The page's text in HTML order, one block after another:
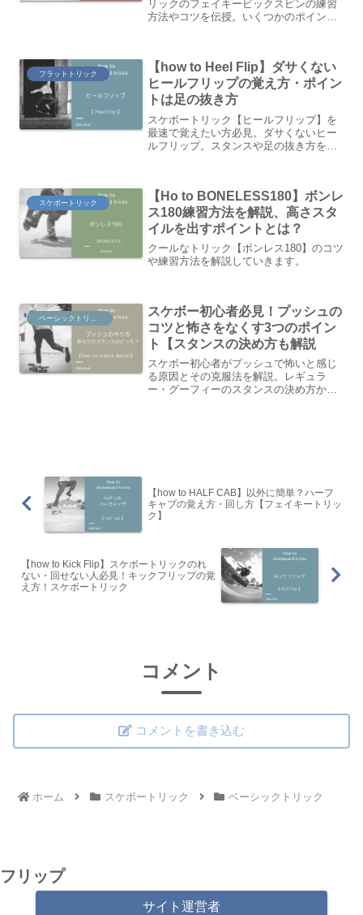
リックのフェイキービックスピンの練習
方法やコツを伝授。いくつかのポイント
フラットトリック
【how to Heel Flip】ダサくない
ヒールフリップの覚え方・ポイン
トは足の抜き方
スケボートリック【ヒールフリップ】を
最速で覚えたい方必見。ダサくないヒー
ルフリップ。スタンスや足の抜き方を解
スケボートリック
【Ho to BONELESS180】ボンレ
ス180練習方法を解説、高さスタ
イルを出すポイントとは？
クールなトリック【ボンレス180】のコツ
や練習方法を解説していきます。
スケボー初心者必見！プッシュの
コツと怖さをなくす3つのポイン
ト【スタンスの決め方も解説
スケボー初心者がプッシュで怖いと感じ
る原因とその克服法を解説。レギュラ
ー・グーフィーのスタンスの決め方か
【how to HALF CAB】以外に簡単？ハーフ
キャブの覚え方・回し方【フェイキートリッ
ク】
【how to Kick Flip】スケボートリックのれ
ない・回せない人必見！キックフリップの覚
え方！スケボートリック
コメント
コメントを書き込む
ホーム スケボートリック ベーシックトリック
フリップ
サイト運営者